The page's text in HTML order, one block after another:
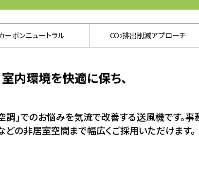
ーボンニュートラル CO2排出削減アプローチ
室内環境を快適に保ち、
調」でのお悩みを気流で改善する送風機です。
の非居室空間まで幅広くご採用いただけます。